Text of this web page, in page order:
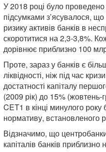
У 2018 році було проведено
підсумками з’ясувалося,
ризику активів банків в
скоротитися на 2,3-3,8%.
дорівнює приблизно 100
Проте, зараз у банків є
ліквідності, ніж під час
достатності капіталу
(2009 рік) до 15%
CET1 в кінці минулого
нормативу, встановленого
Відзначимо, що
капіталів банків приблизно